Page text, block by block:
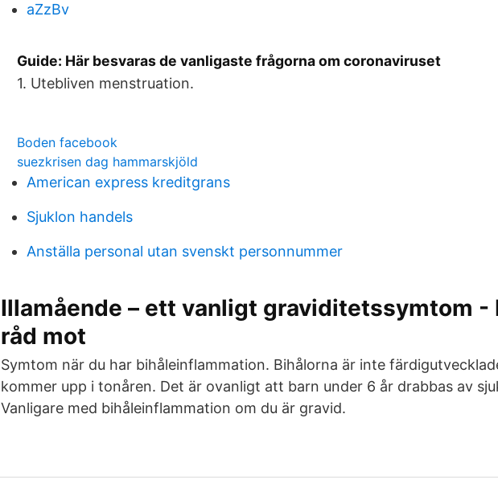
aZzBv
Guide: Här besvaras de vanligaste frågorna om coronaviruset
1. Utebliven menstruation.
Boden facebook
suezkrisen dag hammarskjöld
American express kreditgrans
Sjuklon handels
Anställa personal utan svenskt personnummer
Illamående – ett vanligt graviditetssymtom -
råd mot
Symtom när du har bihåleinflammation. Bihålorna är inte
kommer upp i tonåren. Det är ovanligt att barn under 6 år drabbas av
Vanligare med bihåleinflammation om du är gravid.